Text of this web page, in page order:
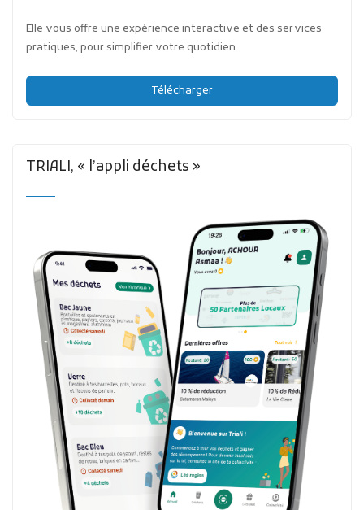
Elle vous offre une expérience interactive et des services
pratiques, pour simplifier votre quotidien.
Télécharger
TRIALI, « l’appli déchets »